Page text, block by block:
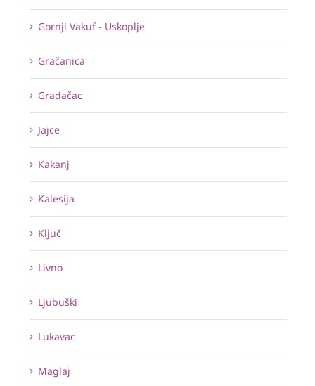
Gornji Vakuf - Uskoplje
Gračanica
Gradačac
Jajce
Kakanj
Kalesija
Ključ
Livno
Ljubuški
Lukavac
Maglaj